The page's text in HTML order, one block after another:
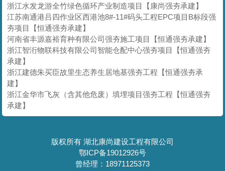
浙江水发龙游全竹绿色循环产业制造项目【康尚强夯承建】
江苏南通港吕四作业区西港池8#-11#码头工程EPC项目B标段强
夯项目【恒通强夯承建】
河南省丰源嘉裕育种有限公司强夯施工项目【恒通强夯承建】
浙江智洐物联科技有限公司智能仓配中心强夯项目【恒通强夯
承建】
浙江建德朱买臣故里生态养生居地基强夯工程【恒通强夯承
建】
浙江金华市飞灰（含其他危废）填埋项目强夯工程【恒通强夯
承建】
版权所有 湖北康尚建设工程有限公司
鄂ICP备19012926号
曾经理：18971125373